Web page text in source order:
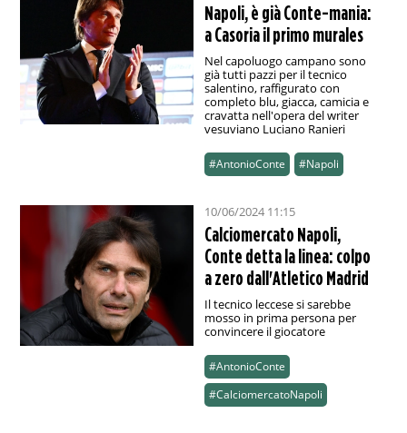
Napoli, è già Conte-mania:
a Casoria il primo murales
Nel capoluogo campano sono
già tutti pazzi per il tecnico
salentino, raffigurato con
completo blu, giacca, camicia e
cravatta nell'opera del writer
vesuviano Luciano Ranieri
#AntonioConte #Napoli
10/06/2024 11:15
Calciomercato Napoli,
Conte detta la linea: colpo
a zero dall'Atletico Madrid
Il tecnico leccese si sarebbe
mosso in prima persona per
convincere il giocatore
#AntonioConte
#CalciomercatoNapoli